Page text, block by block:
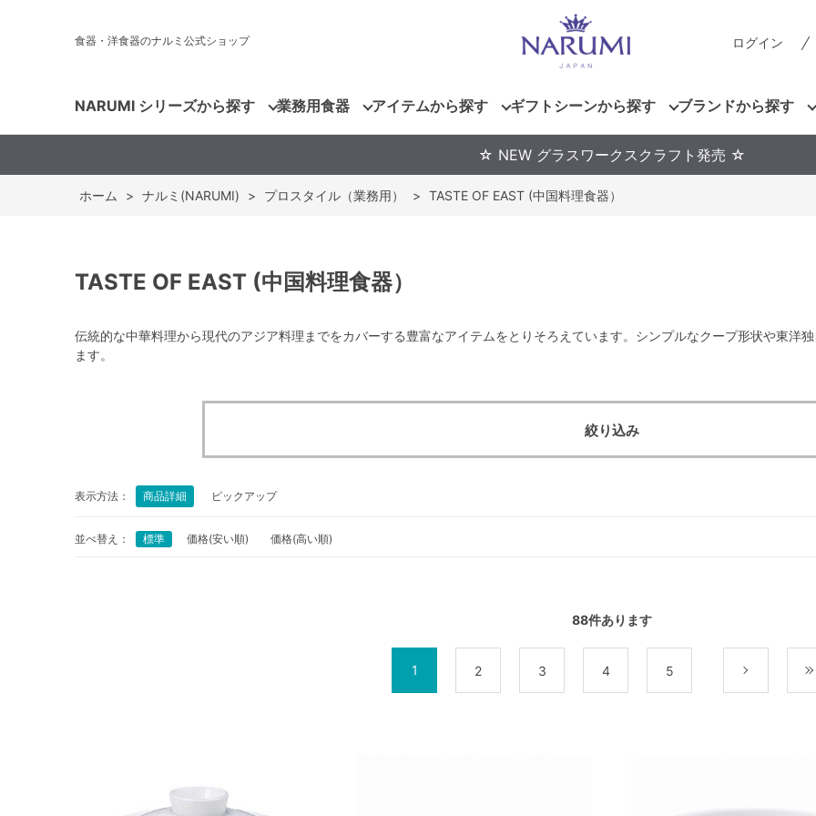
食器・洋食器のナルミ公式ショップ ログイン
NARUMI シリーズから探す 業務用食器 アイテムから探す ギフトシーンから探す ブランドから探す
☆ NEW グラスワークスクラフト発売 ☆
ホーム > ナルミ(NARUMI) > プロスタイル（業務用） > TASTE OF EAST (中国料理食器）
TASTE OF EAST (中国料理食器）
伝統的な中華料理から現代のアジア料理までをカバーする豊富なアイテムをとりそろえています。シンプルなクープ形状や東洋
ます。
絞り込み
表示方法： 商品詳細 ピックアップ
並べ替え： 標準 価格(安い順) 価格(高い順)
88件あります
1 2 3 4 5